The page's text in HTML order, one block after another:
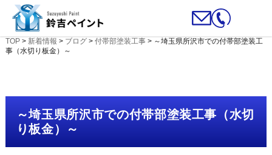
TOP> 新着情報 > ブログ> 付帯部塗装工事> ～埼玉県所沢市での付帯部塗装工
事（水切り板金）～
～埼玉県所沢市での付帯部塗装工事（水切
り板金）～